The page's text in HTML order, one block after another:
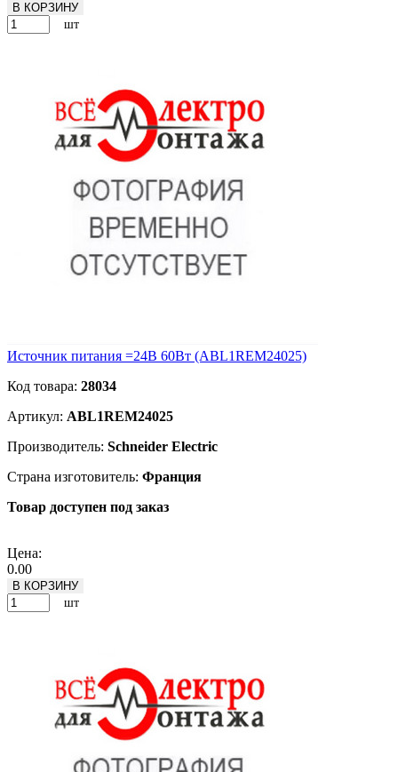
В КОРЗИНУ
шт
Источник питания =24В 60Вт (ABL1REM24025)
Код товара: 28034
Артикул: ABL1REM24025
Производитель: Schneider Electric
Страна изготовитель: Франция
Товар доступен под заказ
Цена:
0.00
В КОРЗИНУ
шт